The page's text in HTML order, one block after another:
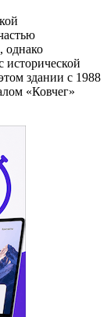
однако
исторической
здании с 1988
«Ковчег»